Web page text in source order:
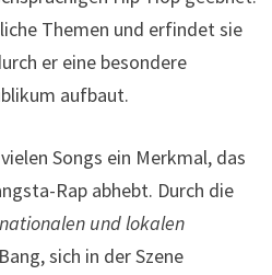
Themen und erfindet sie
er eine besondere
aufbaut.
Songs ein Merkmal, das
Rap abhebt. Durch die
und lokalen
sich in der Szene